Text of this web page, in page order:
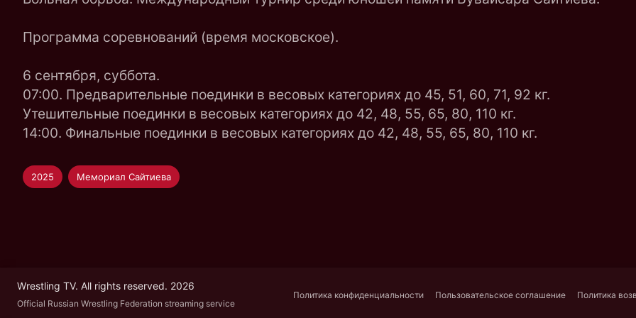
Программа соревнований (время московское).
6 сентября, суббота.
07:00. Предварительные поединки в весовых категориях до 45, 51, 60, 71, 92 кг.
Утешительные поединки в весовых категориях до 42, 48, 55, 65, 80, 110 кг.
14:00. Финальные поединки в весовых категориях до 42, 48, 55, 65, 80, 110 кг.
2025 Мемориал Сайтиева
Wrestling TV. All rights reserved. 2026
Official Russian Wrestling Federation streaming service
Политика конфиденциальности Пользовательское соглашение Политика